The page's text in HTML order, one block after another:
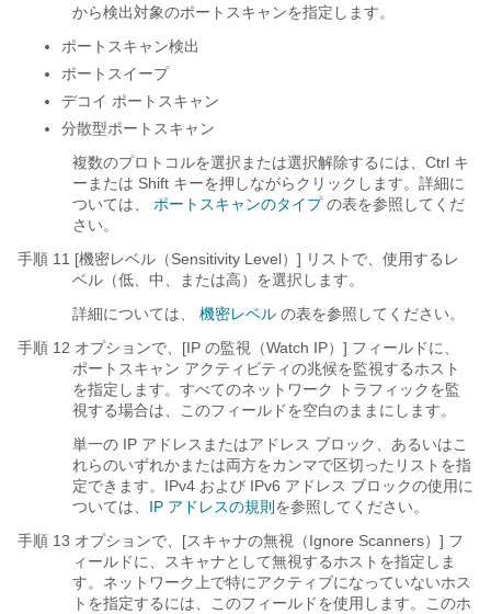
から検出対象のポートスキャンを指定します。
ポートスキャン検出
ポートスイープ
デコイ ポートスキャン
分散型ポートスキャン
複数のプロトコルを選択または選択解除するには、Ctrl キ
ーまたは Shift キーを押しながらクリックします。詳細に
ついては、
ポートスキャンのタイプ の表を参照してくだ
さい。
手順 11 [機密レベル（Sensitivity Level）] リストで、使用するレ
ベル（低、中、または高）を選択します。
詳細については、
機密レベル の表を参照してください。
手順 12 オプションで、[IP の監視（Watch IP）] フィールドに、
ポートスキャン アクティビティの兆候を監視するホスト
を指定します。すべてのネットワーク トラフィックを監
視する場合は、このフィールドを空白のままにします。
単一の IP アドレスまたはアドレス ブロック、あるいはこ
れらのいずれかまたは両方をカンマで区切ったリストを指
定できます。IPv4 および IPv6 アドレス ブロックの使用に
ついては、 IP アドレスの規則 を参照してください。
手順 13 オプションで、[スキャナの無視（Ignore Scanners）] フ
ィールドに、スキャナとして無視するホストを指定しま
す。ネットワーク上で特にアクティブになっていないホス
トを指定するには、このフィールドを使用します。このホ